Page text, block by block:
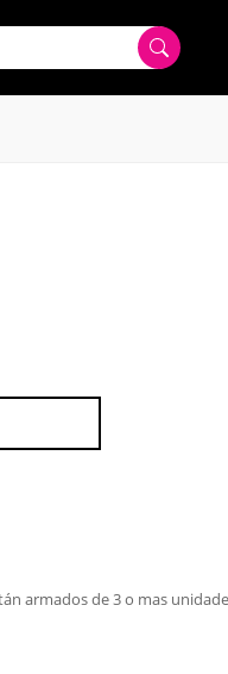
armados de 3 o mas